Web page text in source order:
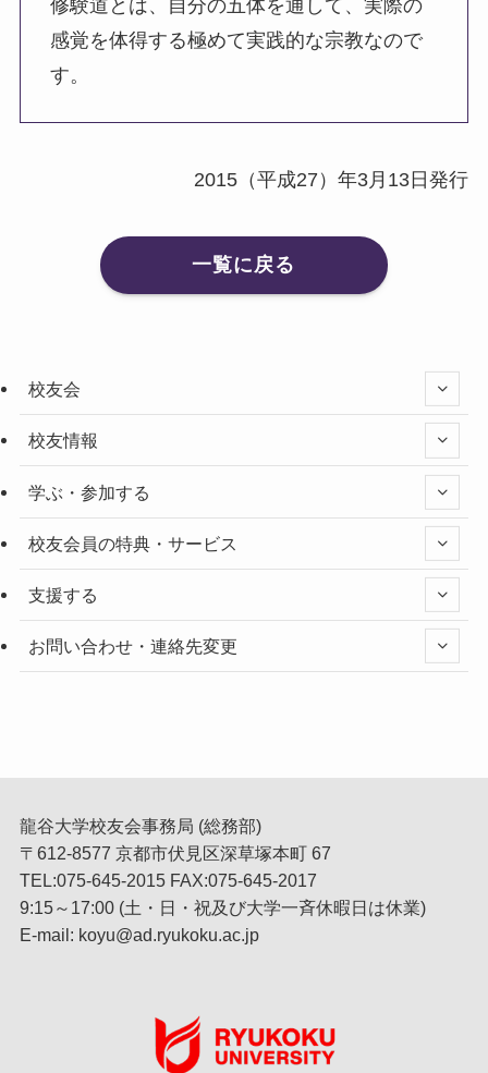
修験道とは、自分の五体を通して、実際の
感覚を体得する極めて実践的な宗教なので
す。
2015（平成27）年3月13日発行
一覧に戻る
校友会
校友情報
学ぶ・参加する
校友会員の特典・サービス
支援する
お問い合わせ・連絡先変更
龍谷大学校友会事務局 (総務部)
〒612-8577 京都市伏見区深草塚本町 67
TEL:075-645-2015 FAX:075-645-2017
9:15～17:00 (土・日・祝及び大学一斉休暇日は休業)
E-mail: koyu@ad.ryukoku.ac.jp